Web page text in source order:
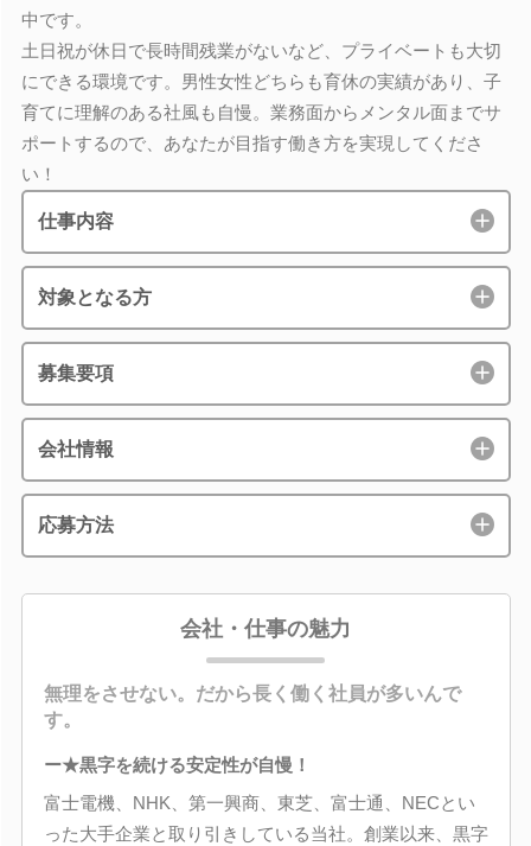
中です。
土日祝が休日で長時間残業がないなど、プライベートも大切
にできる環境です。男性女性どちらも育休の実績があり、子
育てに理解のある社風も自慢。業務面からメンタル面までサ
ポートするので、あなたが目指す働き方を実現してくださ
い！
仕事内容
対象となる方
募集要項
会社情報
応募方法
会社・仕事の魅力
無理をさせない。だから長く働く社員が多いんで
す。
ー★黒字を続ける安定性が自慢！
富士電機、NHK、第一興商、東芝、富士通、NECとい
った大手企業と取り引きしている当社。創業以来、黒字